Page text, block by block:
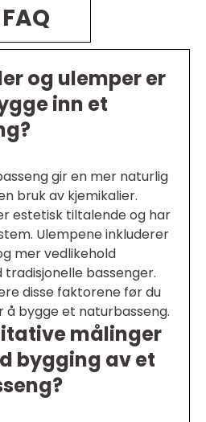
FAQ
og ulemper er
inn et
gir en mer naturlig
bruk av kjemikalier.
estetisk tiltalende og har
Ulempene inkluderer
mer vedlikehold
bassenger.
disse faktorene før du
bygge et naturbasseng.
målinger
bygging av et